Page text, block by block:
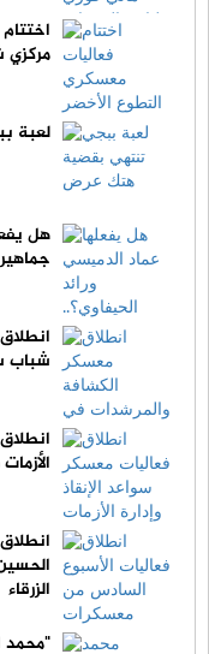
مركزي
لعبة
هل
شباب
الزرقاء
"محمد